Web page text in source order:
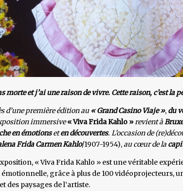
morte et j’ai une raison de vivre. Cette raison, c’est la
d’une première édition au « Grand Casino Viaje », du
immersive « Viva Frida Kahlo »revient à
en émotionseten découvertes. L’occasion de
Frida Carmen Kahlo/1907-1954),au cœur de la
« Viva Frida Kahlo » est une véritable
grâce à plus de 100 vidéoprojecteurs,
des paysages de l’artiste.